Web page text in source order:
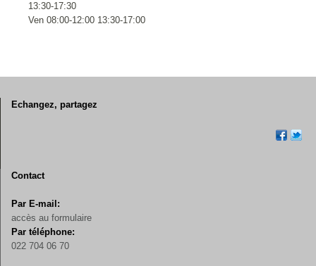
13:30-17:30
Ven 08:00-12:00 13:30-17:00
Echangez, partagez
Contact
Par E-mail:
accès au formulaire
Par téléphone:
022 704 06 70